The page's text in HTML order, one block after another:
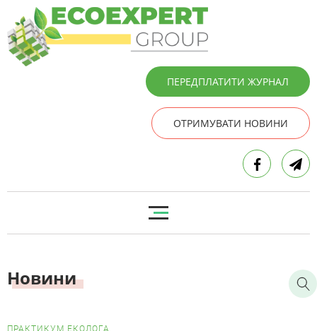
ПЕРЕДПЛАТИТИ ЖУРНАЛ
ОТРИМУВАТИ НОВИНИ
Новини
ПРАКТИКУМ ЕКОЛОГА